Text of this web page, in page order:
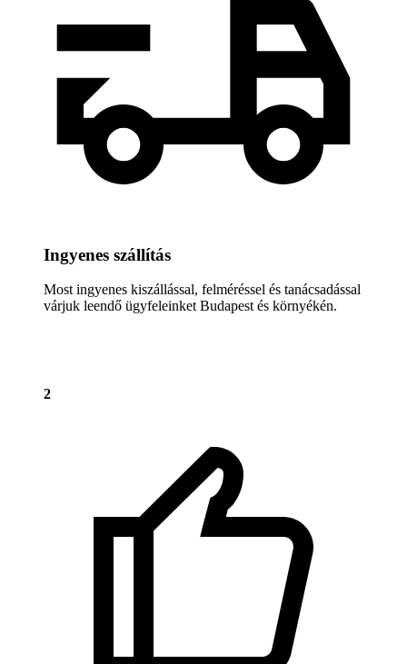
Ingyenes szállítás
Most ingyenes kiszállással, felméréssel és tanácsadással
várjuk leendő ügyfeleinket Budapest és környékén.
2